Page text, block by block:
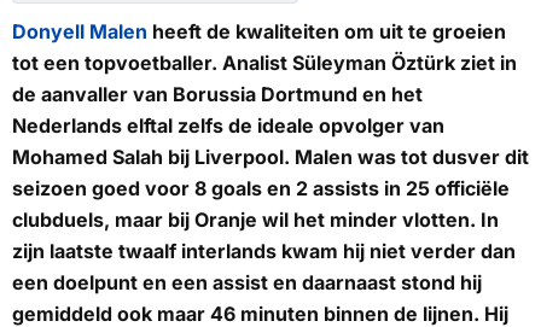
Donyell Malen heeft de kwaliteiten om uit te groeien
tot een topvoetballer. Analist Süleyman Öztürk ziet in
de aanvaller van Borussia Dortmund en het
Nederlands elftal zelfs de ideale opvolger van
Mohamed Salah bij Liverpool. Malen was tot dusver dit
seizoen goed voor 8 goals en 2 assists in 25 officiële
clubduels, maar bij Oranje wil het minder vlotten. In
zijn laatste twaalf interlands kwam hij niet verder dan
een doelpunt en een assist en daarnaast stond hij
gemiddeld ook maar 46 minuten binnen de lijnen. Hij